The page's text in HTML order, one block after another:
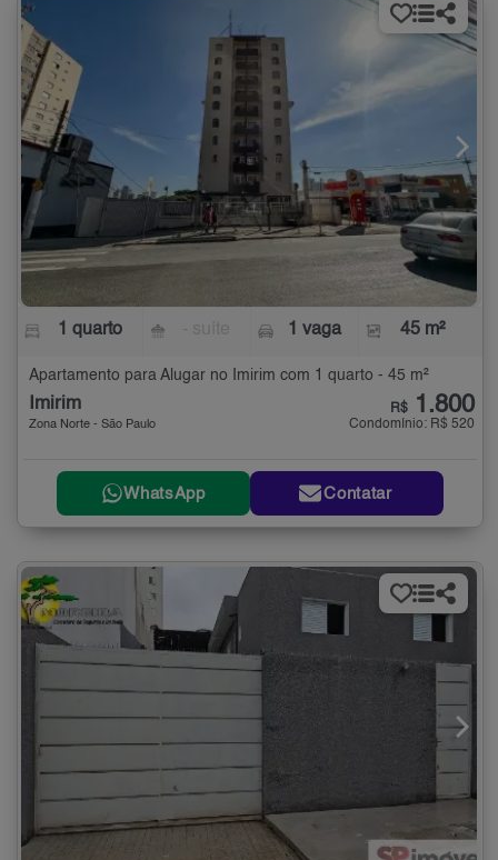
1 quarto 1 vaga 45 m²
Apartamento para Alugar no Imirim com 1 quarto - 45 m²
Imirim
Zona Norte - São Paulo
R$ 1.800
Condomínio: R$ 520
WhatsApp Contatar